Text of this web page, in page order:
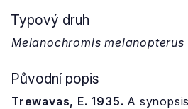
Typový druh
Melanochromis melanopterus
Původní popis
Trewavas, E. 1935. A